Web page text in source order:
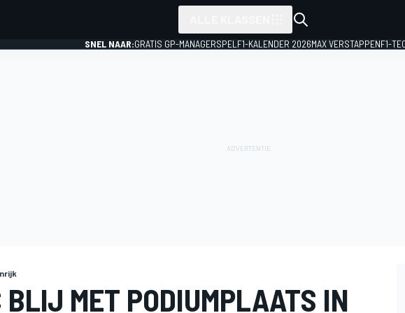
SNEL NAAR:GRATIS GP-MANAGERSPEL F1-KALENDER 2026MAX VERSTAPPENF1-
BLIJ MET PODIUMPLAATS IN